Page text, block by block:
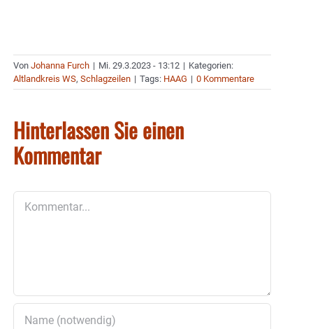
Von Johanna Furch | Mi. 29.3.2023 - 13:12 | Kategorien:
Altlandkreis WS, Schlagzeilen | Tags: HAAG | 0 Kommentare
Hinterlassen Sie einen
Kommentar